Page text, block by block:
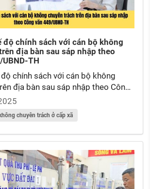
độ chính sách với cán bộ không
địa bàn sau sáp nhập theo
TH
độ chính sách với cán bộ không
địa bàn sau sáp nhập theo Công
TH? Mức trợ cấp cho cán bộ hoạt
trách cấp xã nghỉ ngay khi thực
quyền địa phương 02 cấp?
chuyên trách ở cấp xã